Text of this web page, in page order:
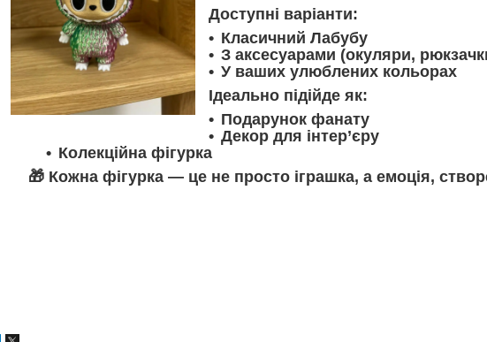
Доступні варіанти:
Класичний Лабубу
З аксесуарами (окуляри,
У ваших улюблених кольорах
Ідеально підійде як:
Подарунок фанату
Декор для інтер’єру
Колекційна фігурка
🎁 Кожна фігурка — це не просто іграшка, а емоція,